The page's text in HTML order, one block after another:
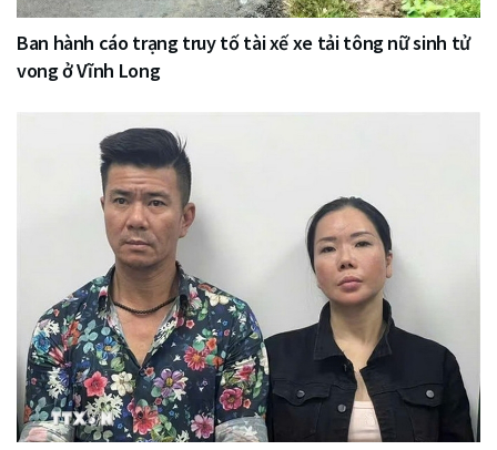
Ban hành cáo trạng truy tố tài xế xe tải tông nữ sinh tử
vong ở Vĩnh Long